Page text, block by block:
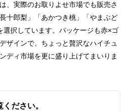
、実際のお取りよせ市場でも販売さ
十郎梨」「あかつき桃」「やまぶど
選択しています。パッケージも赤×ゴ
ザインで、ちょっと贅沢なハイチュ
ディ市場を更に盛り上げてまいりま
ださい。